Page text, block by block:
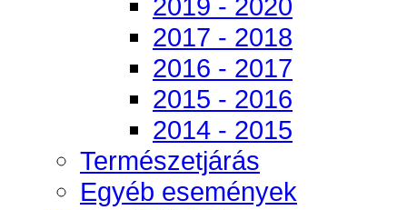
2017 - 2018
2016 - 2017
2015 - 2016
2014 - 2015
Természetjárás
Egyéb események